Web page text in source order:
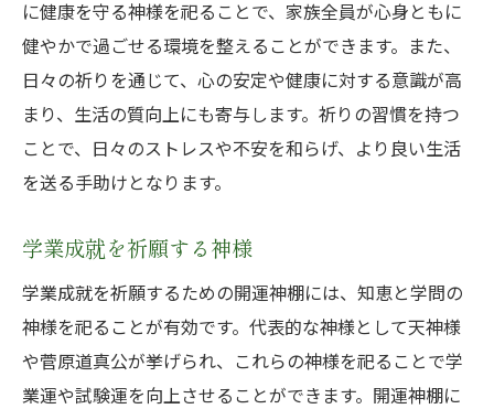
に健康を守る神様を祀ることで、家族全員が心身ともに
健やかで過ごせる環境を整えることができます。また、
日々の祈りを通じて、心の安定や健康に対する意識が高
まり、生活の質向上にも寄与します。祈りの習慣を持つ
ことで、日々のストレスや不安を和らげ、より良い生活
を送る手助けとなります。
学業成就を祈願する神様
学業成就を祈願するための開運神棚には、知恵と学問の
神様を祀ることが有効です。代表的な神様として天神様
や菅原道真公が挙げられ、これらの神様を祀ることで学
業運や試験運を向上させることができます。開運神棚に